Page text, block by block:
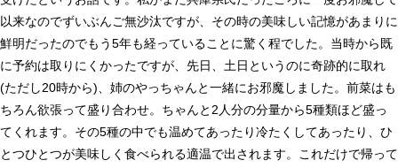
以来なのでずいぶんご無沙汰ですが、その時の美味しい記憶があまりに
鮮明だったのでもう5年も経っていることに驚く程でした。当時から既
に予約は取りにくかったですが、先日、土日というのに奇跡的に取れ
(ただし20時から)、姉のやっちゃんと一緒にお邪魔しました。前菜はも
ちろん欲張って盛り合わせ。ちゃんと2人分の分量から5種類ほど盛っ
てくれます。その5種の中でも温めてあったり冷たくしてあったり、ひ
とつひとつが美味しく食べられる適温で出されます。これだけで帰って